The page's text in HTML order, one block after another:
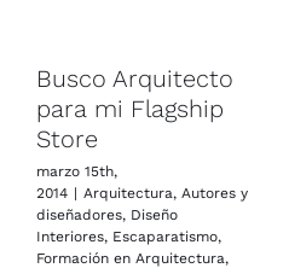
Busco Arquitecto
para mi Flagship
Store
marzo 15th,
2014 | Arquitectura, Autores y
diseñadores, Diseño
Interiores, Escaparatismo,
Formación en Arquitectura,